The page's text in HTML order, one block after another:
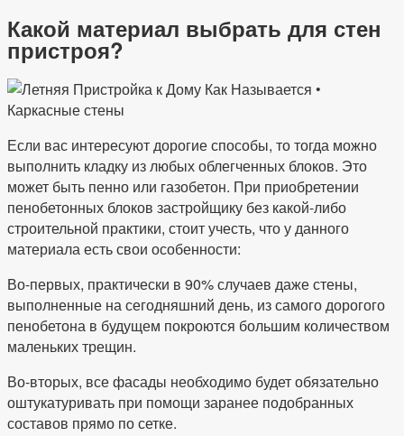
Какой материал выбрать для стен
пристроя?
Если вас интересуют дорогие способы, то тогда можно
выполнить кладку из любых облегченных блоков. Это
может быть пенно или газобетон. При приобретении
пенобетонных блоков застройщику без какой-либо
строительной практики, стоит учесть, что у данного
материала есть свои особенности:
Во-первых, практически в 90% случаев даже стены,
выполненные на сегодняшний день, из самого дорогого
пенобетона в будущем покроются большим количеством
маленьких трещин.
Во-вторых, все фасады необходимо будет обязательно
оштукатуривать при помощи заранее подобранных
составов прямо по сетке.